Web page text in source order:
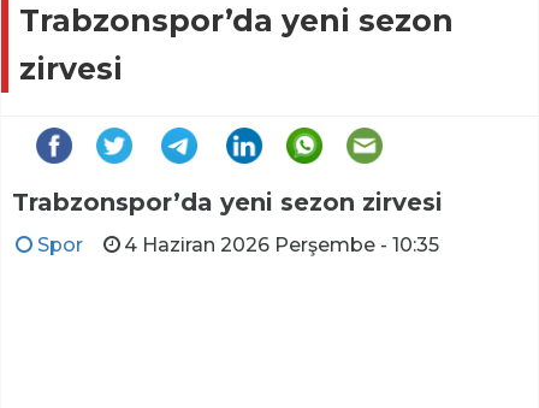
Trabzonspor’da yeni sezon
zirvesi
Trabzonspor’da yeni sezon zirvesi
Spor 4 Haziran 2026 Perşembe - 10:35